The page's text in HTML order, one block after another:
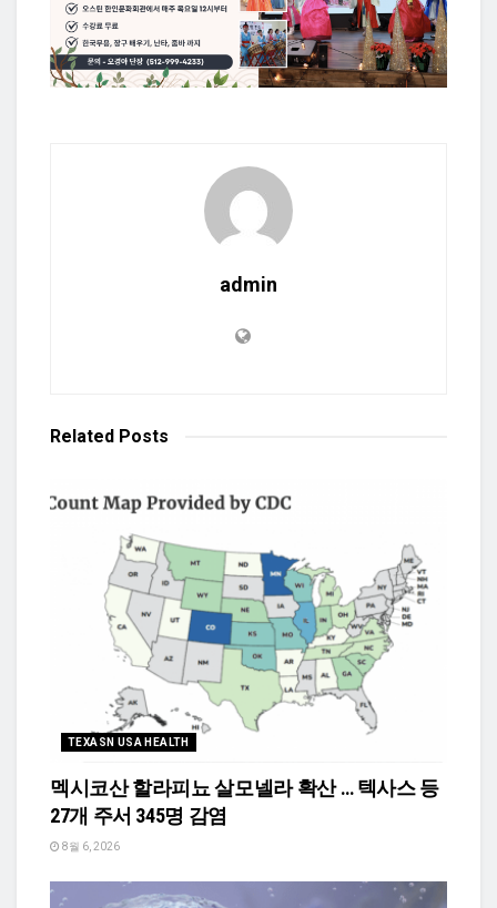
admin
Related Posts
TEXASN USA HEALTH
멕시코산 할라피뇨 살모넬라 확산 … 텍사스 등
27개 주서 345명 감염
8월 6, 2026